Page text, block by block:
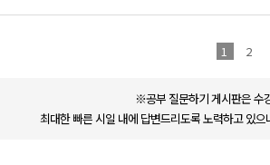
1 2
※공부 질문하기 게시판은 수
최대한 빠른 시일 내에 답변드리도록 노력하고 있